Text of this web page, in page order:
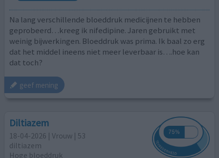
Na lang verschillende bloeddruk medicijnen te hebben
geprobeerd…kreeg ik nifedipine. Jaren gebruikt met
weinig bijwerkingen. Bloeddruk was prima. Ik baal zo erg
dat het middel ineens niet meer leverbaar is….hoe kan
dat toch?
geef mening
Diltiazem
18-04-2026 | Vrouw | 53
diltiazem
Hoge bloeddruk